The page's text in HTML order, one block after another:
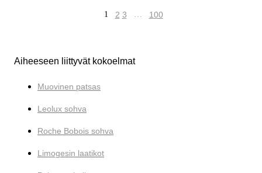
1 2 3 … 100
Aiheeseen liittyvät kokoelmat
Muovinen patsas
Leolux sohva
Roche Bobois sohva
Limogesin laatikot